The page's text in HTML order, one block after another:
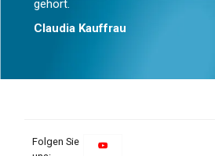
Impressum & Kontakt
Nutzungsbedingungen